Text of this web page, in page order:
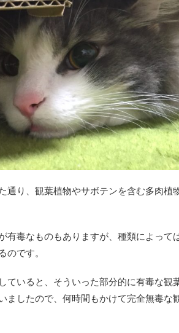
通り、観葉植物やサボテンを含む多肉植
有毒なものもありますが、種類によって
のです。
ていると、そういった部分的に有毒な観
ましたので、何時間もかけて完全無毒な